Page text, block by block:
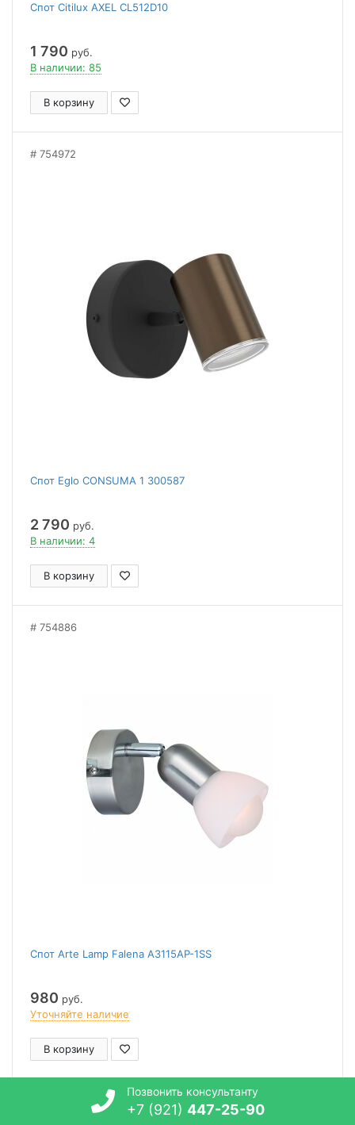
Спот Citilux AXEL CL512D10
1 790 руб.
В наличии: 85
В корзину
754972
Спот Eglo CONSUMA 1 300587
2 790 руб.
В наличии: 4
В корзину
754886
Спот Arte Lamp Falena A3115AP-1SS
980 руб.
Уточняйте наличие
В корзину
Позвонить консультанту
+7 (921) 447-25-90